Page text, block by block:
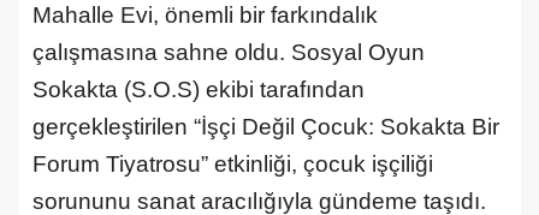
Mahalle Evi, önemli bir farkındalık
çalışmasına sahne oldu. Sosyal Oyun
Sokakta (S.O.S) ekibi tarafından
gerçekleştirilen “İşçi Değil Çocuk: Sokakta Bir
Forum Tiyatrosu” etkinliği, çocuk işçiliği
sorununu sanat aracılığıyla gündeme taşıdı.